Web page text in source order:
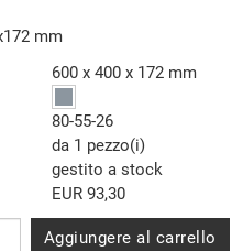
mm
600 x 400 x 172 mm
80-55-26
da 1 pezzo(i)
gestito a stock
EUR 93,30
Aggiungere al carrello